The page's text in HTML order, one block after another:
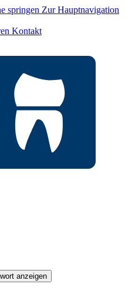
springen Zur Hauptnavigation
Kontakt
anzeigen